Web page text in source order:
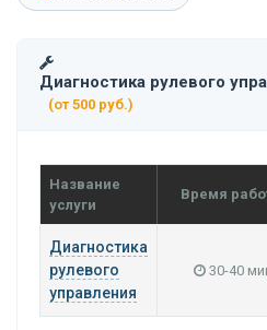
Диагностика рулевого
(от 500 руб.)
Название
услуги
Время
Диагностика
рулевого
управления
30-40